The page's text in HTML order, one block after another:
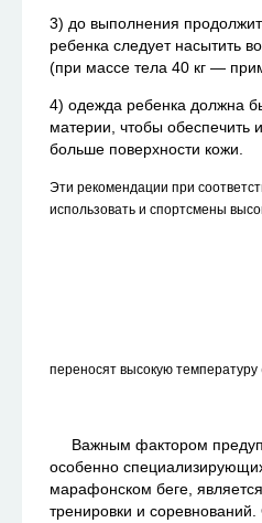
3) до выполнения
ребенка следует насытить
(при массе тела 40 кг —
4) одежда ребенка должна
материи, чтобы обеспечить
больше поверхности кожи.
Эти рекомендации при
использовать и спортсмены
переносят высокую температуру
Важным фактором
особенно
марафонском беге,
тренировки и